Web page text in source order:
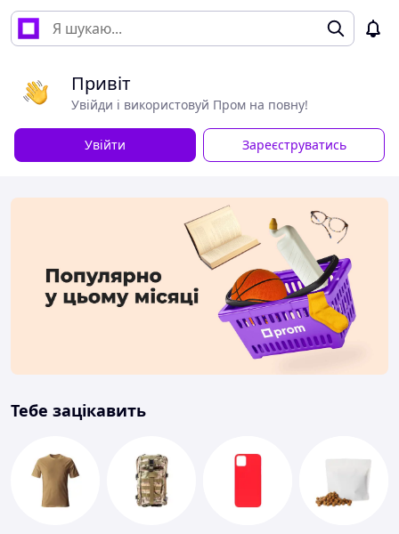
Привіт
Увійди і використовуй Пром на повну!
Увійти Зареєструватись
Тебе зацікавить